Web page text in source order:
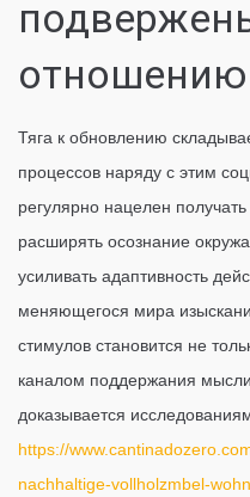
Тяга к обновлению
процессов наряду с этим
регулярно нацелен
расширять осознание
усиливать адаптивность
меняющегося мира
стимулов становится не
каналом поддержания
доказывается
https://
nachhaltige-vollholzmbel-